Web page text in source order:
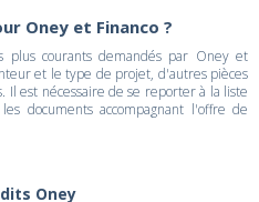
Oney et Financo ?
plus courants demandés par Oney et
et le type de projet, d'autres pièces
est nécessaire de se reporter à la liste
documents accompagnant l'offre de
Oney